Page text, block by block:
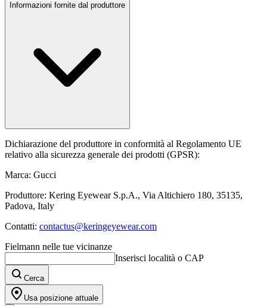
Informazioni fornite dal produttore
Dichiarazione del produttore in conformità al Regolamento UE
relativo alla sicurezza generale dei prodotti (GPSR):
Marca: Gucci
Produttore: Kering Eyewear S.p.A., Via Altichiero 180, 35135,
Padova, Italy
Contatti: contactus@keringeyewear.com
Fielmann nelle tue vicinanze
Inserisci località o CAP
Cerca
Usa posizione attuale